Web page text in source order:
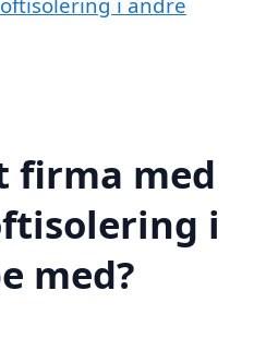
firma med
i
med?